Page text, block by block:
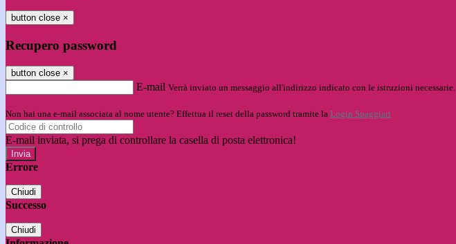
button close ×
Recupero password
button close ×
E-mail Verrà inviato un messaggio all'indirizzo indicato con le istruzioni necessarie.
Non hai una e-mail associata al nome utente? Effettua il reset della password tramite la Login Spaggiari
E-mail inviata, si prega di controllare la casella di posta elettronica!
Errore
Chiudi
Successo
Chiudi